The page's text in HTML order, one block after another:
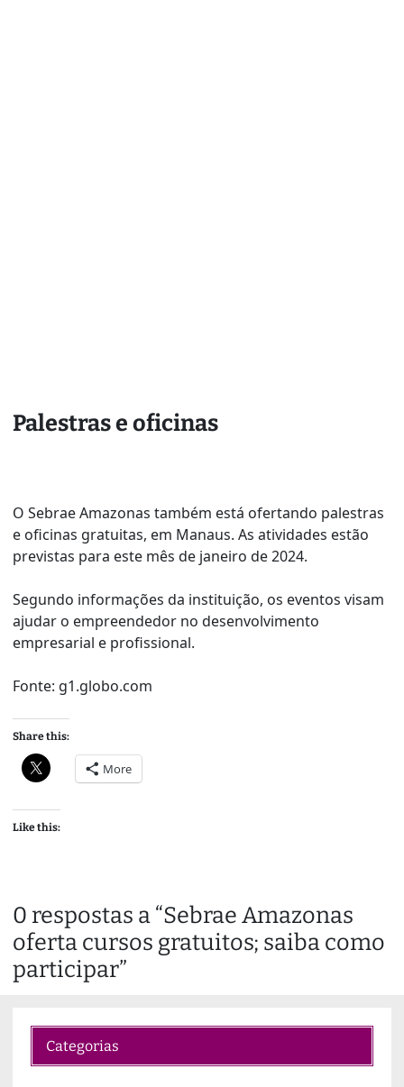
Palestras e oficinas
O Sebrae Amazonas também está ofertando palestras
e oficinas gratuitas, em Manaus. As atividades estão
previstas para este mês de janeiro de 2024.
Segundo informações da instituição, os eventos visam
ajudar o empreendedor no desenvolvimento
empresarial e profissional.
Fonte: g1.globo.com
Share this:
More
Like this:
0 respostas a “Sebrae Amazonas
oferta cursos gratuitos; saiba como
participar”
Categorias